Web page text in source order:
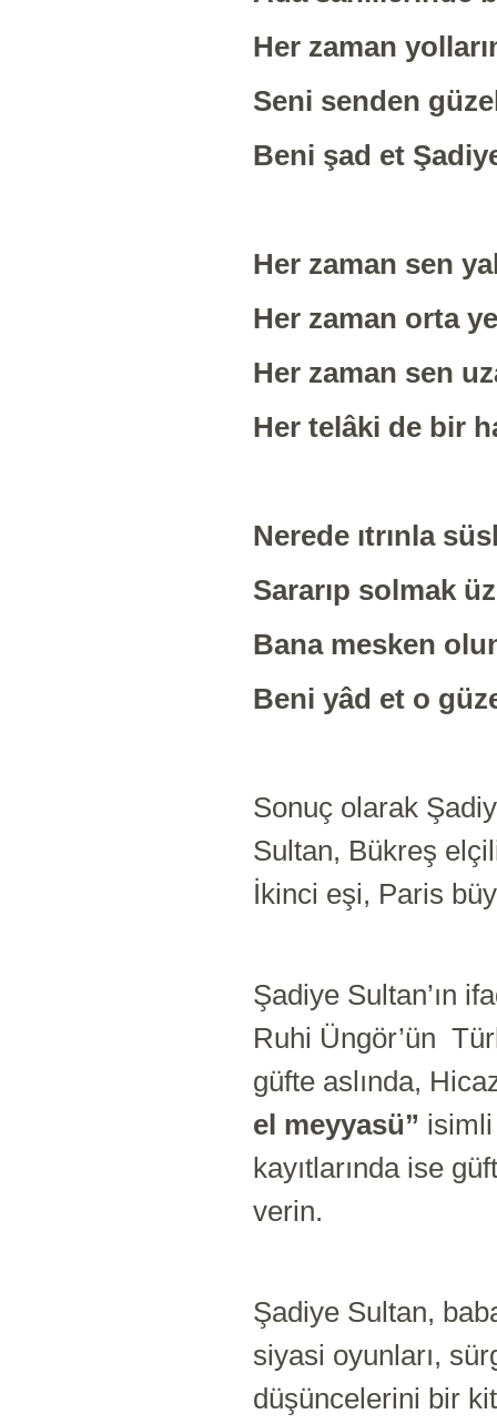
Her zaman
Seni senden
Beni şad et
Her zaman
Her zaman
Her zaman sen
Her telâki
Nerede ıtrınla
Sararıp solmak
Bana mesken
Beni yâd et o
Sonuç olarak
Sultan, Bükreş
İkinci eşi, Paris
Şadiye Sultan’ın
Ruhi Üngör’ün
güfte aslında,
el meyyasü”
kayıtlarında ise
verin.
Şadiye Sultan,
siyasi oyunları,
düşüncelerini bir